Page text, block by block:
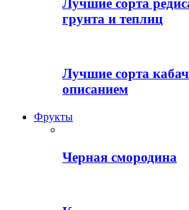
Лучшие сорта
грунта и теплиц
Лучшие сорта
описанием
Фрукты
Черная смородина